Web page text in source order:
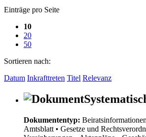
Einträge pro Seite
10
20
50
Sortieren nach:
Datum Inkrafttreten Titel Relevanz
Dokumententyp:
Amtsblatt • Gesetze und